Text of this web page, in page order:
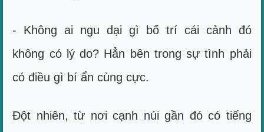
- Không ai ngu dại gì bố trí cái cảnh đó
không có lý do? Hẳn bên trong sự tình phải
có điều gì bí ẩn cùng cực.
Đột nhiên, từ nơi cạnh núi gần đó có tiếng